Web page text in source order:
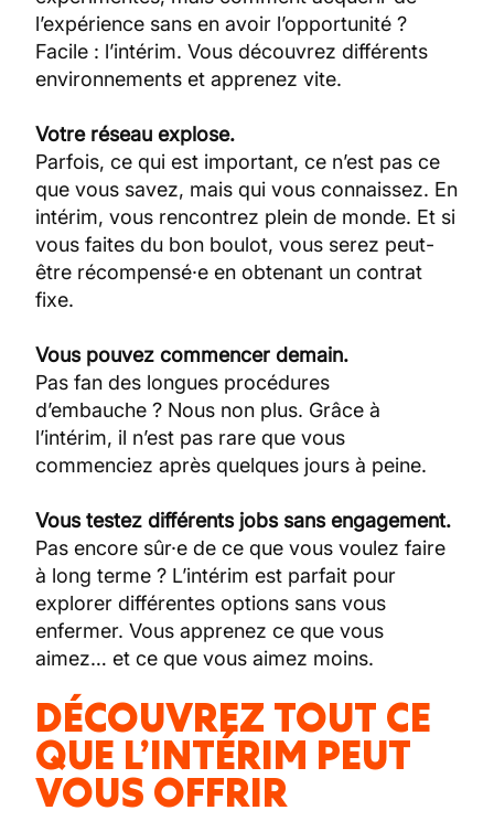
l’expérience sans en avoir l’opportunité ?
Facile : l’intérim. Vous découvrez différents
environnements et apprenez vite.
Votre réseau explose.
Parfois, ce qui est important, ce n’est pas ce
que vous savez, mais qui vous connaissez. En
intérim, vous rencontrez plein de monde. Et si
vous faites du bon boulot, vous serez peut-
être récompensé·e en obtenant un contrat
fixe.
Vous pouvez commencer demain.
Pas fan des longues procédures
d’embauche ? Nous non plus. Grâce à
l’intérim, il n’est pas rare que vous
commenciez après quelques jours à peine.
Vous testez différents jobs sans engagement.
Pas encore sûr·e de ce que vous voulez faire
à long terme ? L’intérim est parfait pour
explorer différentes options sans vous
enfermer. Vous apprenez ce que vous
aimez… et ce que vous aimez moins.
DÉCOUVREZ TOUT CE
QUE L’INTÉRIM PEUT
VOUS OFFRIR